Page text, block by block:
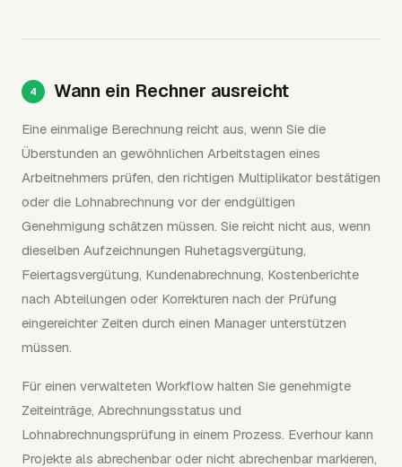
Wann ein Rechner ausreicht
Eine einmalige Berechnung reicht aus, wenn Sie die
Überstunden an gewöhnlichen Arbeitstagen eines
Arbeitnehmers prüfen, den richtigen Multiplikator bestätigen
oder die Lohnabrechnung vor der endgültigen
Genehmigung schätzen müssen. Sie reicht nicht aus, wenn
dieselben Aufzeichnungen Ruhetagsvergütung,
Feiertagsvergütung, Kundenabrechnung, Kostenberichte
nach Abteilungen oder Korrekturen nach der Prüfung
eingereichter Zeiten durch einen Manager unterstützen
müssen.
Für einen verwalteten Workflow halten Sie genehmigte
Zeiteinträge, Abrechnungsstatus und
Lohnabrechnungsprüfung in einem Prozess. Everhour kann
Projekte als abrechenbar oder nicht abrechenbar markieren,